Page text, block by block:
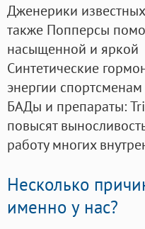
Дженерики
также Попперсы
насыщенной и яркой
Синтетические
энергии
БАДы и препараты:
повысят
работу многих
Несколько
именно у нас?